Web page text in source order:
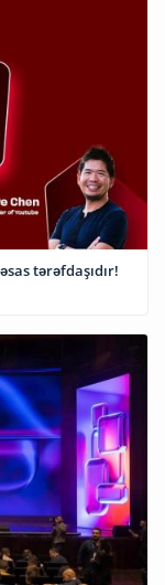
tərəfdaşıdır!